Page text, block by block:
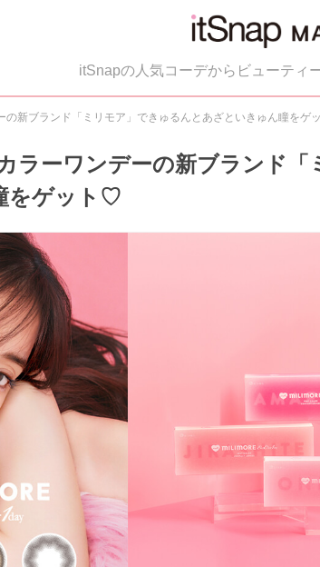
itSnapの人気コーデからビューティ
の新ブランド「ミリモア」できゅるんとあざといきゅん瞳をゲ
ラーワンデーの新ブランド「
をゲット♡